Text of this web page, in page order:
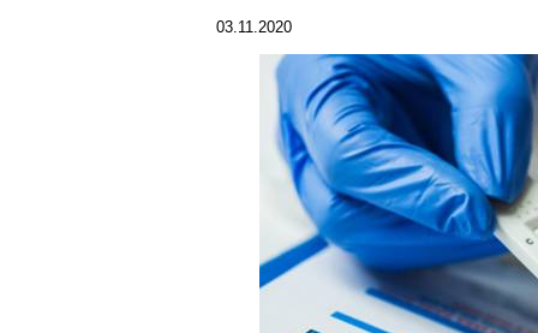
03.11.2020